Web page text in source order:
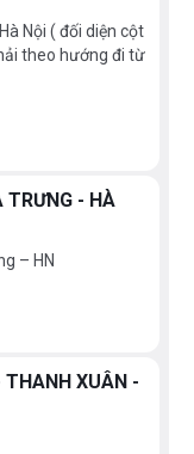
Nội ( đối diện cột
theo hướng đi từ
TRƯNG - HÀ
– HN
THANH XUÂN -